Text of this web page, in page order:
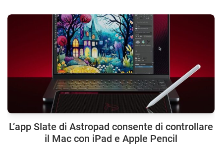
L’app Slate di Astropad consente di controllare
il Mac con iPad e Apple Pencil